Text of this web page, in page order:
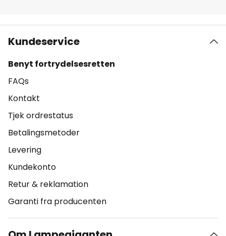
Kundeservice
Benyt fortrydelsesretten
FAQs
Kontakt
Tjek ordrestatus
Betalingsmetoder
Levering
Kundekonto
Retur & reklamation
Garanti fra producenten